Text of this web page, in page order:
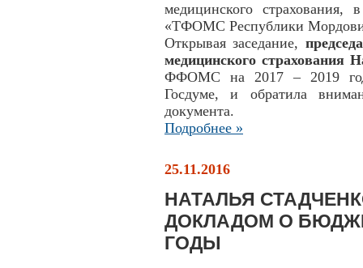
медицинского
«ТФОМС Республики
Открывая заседание,
медицинского страхования
ФФОМС на 2017 – 2019
Госдуме, и обратила
документа.
Подробнее »
25.11.2016
НАТАЛЬЯ
ДОКЛАДОМ О
ГОДЫ